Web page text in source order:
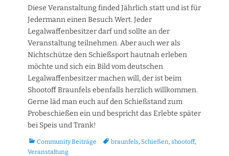
Diese Veranstaltung finded Jährlich statt und ist für
Jedermann einen Besuch Wert. Jeder
Legalwaffenbesitzer darf und sollte an der
Veranstaltung teilnehmen. Aber auch wer als
Nichtschütze den Schießsport hautnah erleben
möchte und sich ein Bild vom deutschen
Legalwaffenbesitzer machen will, der ist beim
Shootoff Braunfels ebenfalls herzlich willkommen.
Gerne läd man euch auf den Schießstand zum
Probeschießen ein und bespricht das Erlebte später
bei Speis und Trank!
Kategorien
Community Beiträge Tagsbraunfels, Schießen, shootoff,
Veranstaltung